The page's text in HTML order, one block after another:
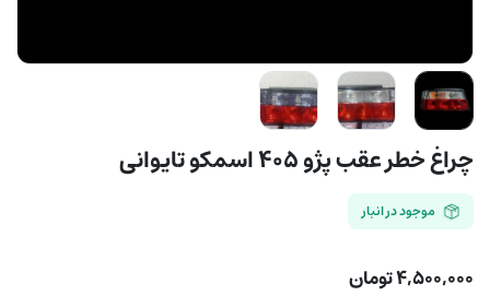
چراغ خطر عقب پژو ۴۰۵ اسمکو تایوانی
موجود در انبار
۴,۵۰۰,۰۰۰تومان